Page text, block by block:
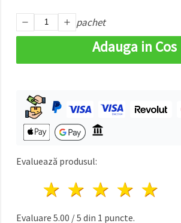
toate!
pachet
Adauga in Cos
Evaluează produsul:
4 stele
3 stele
2 stele
1 stea
Evaluare 5.00 /5 din 1 puncte.